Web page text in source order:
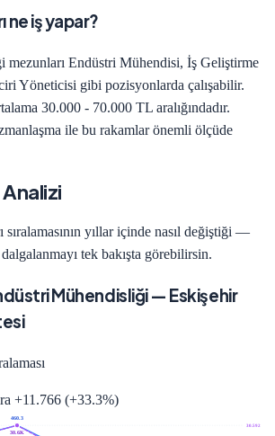
ne iş yapar?
mezunları Endüstri Mühendisi, İş Geliştirme
Yöneticisi gibi pozisyonlarda çalışabilir.
30.000 - 70.000 TL aralığındadır.
ile bu rakamlar önemli ölçüde
sıralamasının yıllar içinde nasıl değiştiği —
tek bakışta görebilirsin.
Mühendisliği— Eskişehir
+11.766 (+33.3%)
30.592
460.3
30.6K